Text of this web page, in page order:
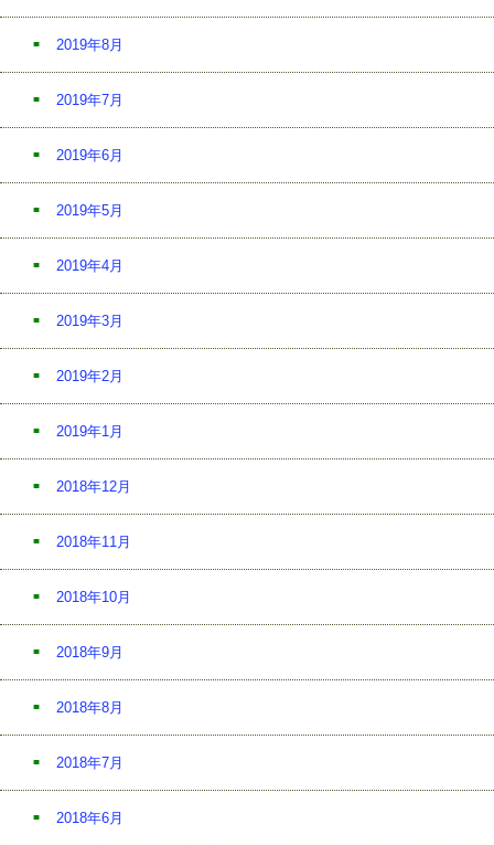
2019年8月
2019年7月
2019年6月
2019年5月
2019年4月
2019年3月
2019年2月
2019年1月
2018年12月
2018年11月
2018年10月
2018年9月
2018年8月
2018年7月
2018年6月